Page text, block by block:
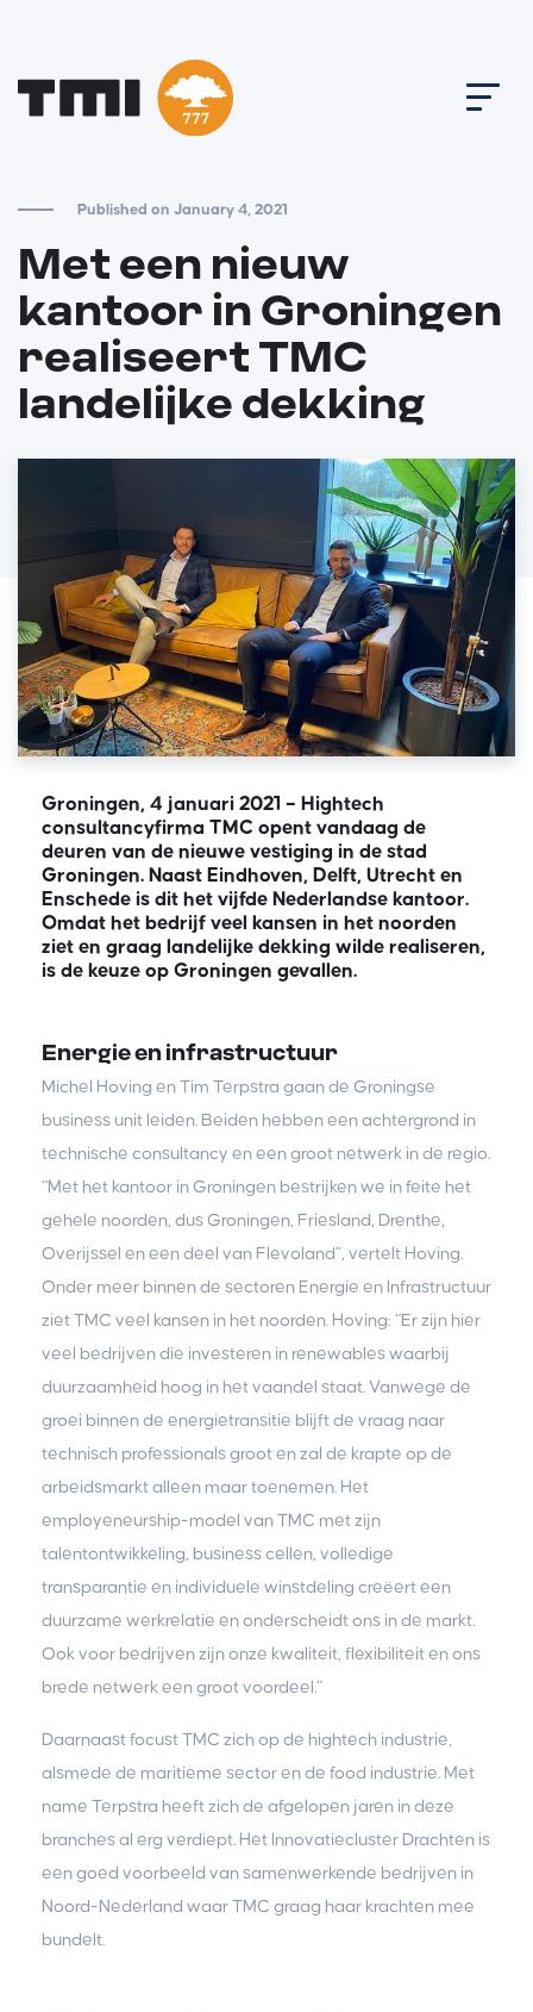
Published on January 4, 2021
Met een nieuw
kantoor in Groningen
realiseert TMC
landelijke dekking
Groningen, 4 januari 2021 – Hightech
consultancyfirma TMC opent vandaag de
deuren van de nieuwe vestiging in de stad
Groningen. Naast Eindhoven, Delft, Utrecht en
Enschede is dit het vijfde Nederlandse kantoor.
Omdat het bedrijf veel kansen in het noorden
ziet en graag landelijke dekking wilde realiseren,
is de keuze op Groningen gevallen.
Energie en infrastructuur
Michel Hoving en Tim Terpstra gaan de Groningse
business unit leiden. Beiden hebben een achtergrond in
technische consultancy en een groot netwerk in de regio.
“Met het kantoor in Groningen bestrijken we in feite het
gehele noorden, dus Groningen, Friesland, Drenthe,
Overijssel en een deel van Flevoland”, vertelt Hoving.
Onder meer binnen de sectoren Energie en Infrastructuur
ziet TMC veel kansen in het noorden. Hoving: “Er zijn hier
veel bedrijven die investeren in renewables waarbij
duurzaamheid hoog in het vaandel staat. Vanwege de
groei binnen de energietransitie blijft de vraag naar
technisch professionals groot en zal de krapte op de
arbeidsmarkt alleen maar toenemen. Het
employeneurship-model van TMC met zijn
talentontwikkeling, business cellen, volledige
transparantie en individuele winstdeling creëert een
duurzame werkrelatie en onderscheidt ons in de markt.
Ook voor bedrijven zijn onze kwaliteit, flexibiliteit en ons
brede netwerk een groot voordeel.”
Daarnaast focust TMC zich op de hightech industrie,
alsmede de maritieme sector en de food industrie. Met
name Terpstra heeft zich de afgelopen jaren in deze
branches al erg verdiept. Het Innovatiecluster Drachten is
een goed voorbeeld van samenwerkende bedrijven in
Noord-Nederland waar TMC graag haar krachten mee
bundelt.